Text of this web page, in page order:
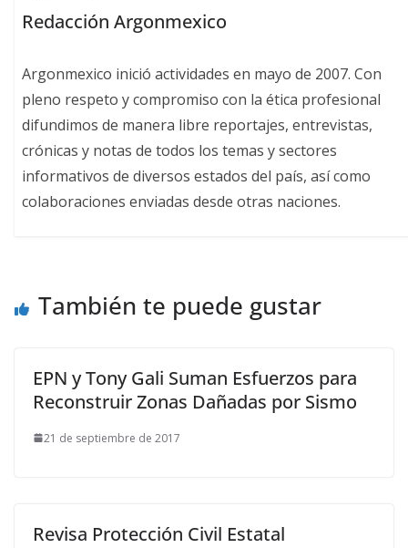
Redacción Argonmexico
Argonmexico inició actividades en mayo de 2007. Con
pleno respeto y compromiso con la ética profesional
difundimos de manera libre reportajes, entrevistas,
crónicas y notas de todos los temas y sectores
informativos de diversos estados del país, así como
colaboraciones enviadas desde otras naciones.
También te puede gustar
EPN y Tony Gali Suman Esfuerzos para
Reconstruir Zonas Dañadas por Sismo
21 de septiembre de 2017
Revisa Protección Civil Estatal